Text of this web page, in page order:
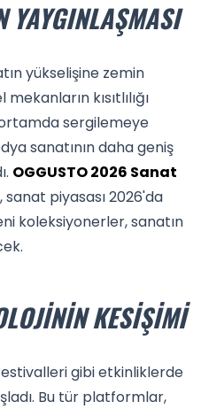
YAYGINLAŞMASI
yükselişine zemin
kısıtlılığı
sergilemeye
sanatının daha geniş
OGGUSTO 2026 Sanat
sanat piyasası 2026'da
koleksiyonerler, sanatın
KESIŞIMI
gibi etkinliklerde
Bu tür platformlar,